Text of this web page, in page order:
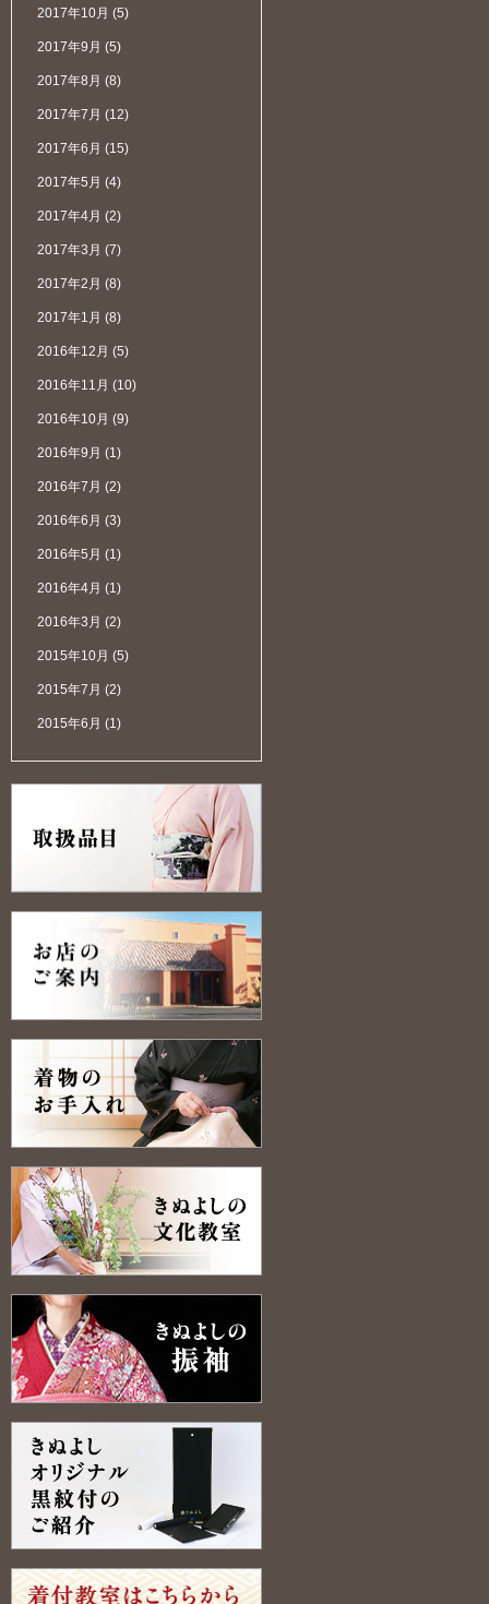
2017年10月 (5)
2017年9月 (5)
2017年8月 (8)
2017年7月 (12)
2017年6月 (15)
2017年5月 (4)
2017年4月 (2)
2017年3月 (7)
2017年2月 (8)
2017年1月 (8)
2016年12月 (5)
2016年11月 (10)
2016年10月 (9)
2016年9月 (1)
2016年7月 (2)
2016年6月 (3)
2016年5月 (1)
2016年4月 (1)
2016年3月 (2)
2015年10月 (5)
2015年7月 (2)
2015年6月 (1)